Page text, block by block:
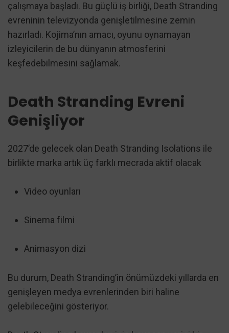
çalışmaya başladı. Bu güçlü iş birliği, Death Stranding
evreninin televizyonda genişletilmesine zemin
hazırladı. Kojima’nın amacı, oyunu oynamayan
izleyicilerin de bu dünyanın atmosferini
keşfedebilmesini sağlamak.
Death Stranding Evreni
Genişliyor
2027’de gelecek olan Death Stranding Isolations ile
birlikte marka artık üç farklı mecrada aktif olacak
Video oyunları
Sinema filmi
Animasyon dizi
Bu durum, Death Stranding’in önümüzdeki yıllarda en
genişleyen medya evrenlerinden biri haline
gelebileceğini gösteriyor.